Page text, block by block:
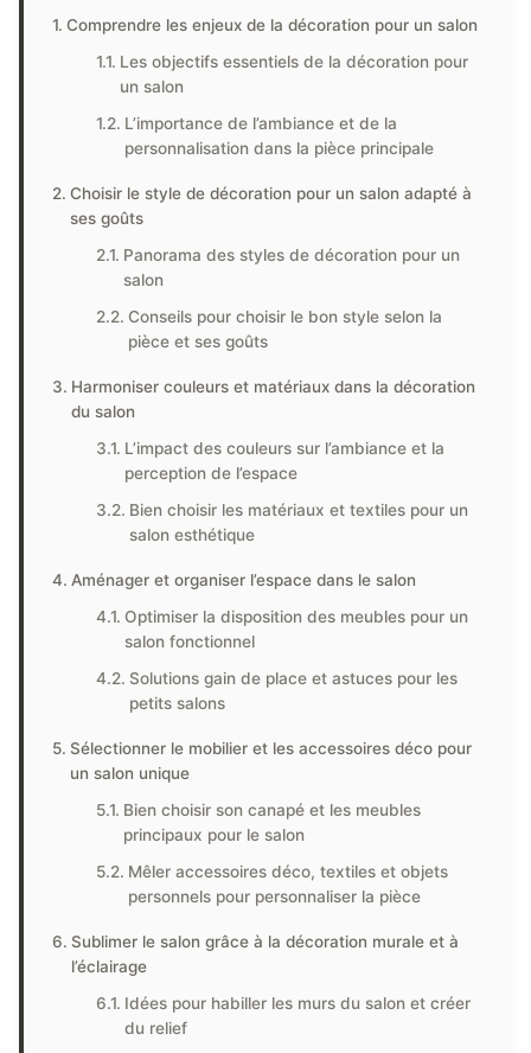
Comprendre les enjeux de la décoration pour un salon
Les objectifs essentiels de la décoration pour
un salon
L’importance de l’ambiance et de la
personnalisation dans la pièce principale
Choisir le style de décoration pour un salon adapté à
ses goûts
Panorama des styles de décoration pour un
salon
Conseils pour choisir le bon style selon la
pièce et ses goûts
Harmoniser couleurs et matériaux dans la décoration
du salon
L’impact des couleurs sur l’ambiance et la
perception de l’espace
Bien choisir les matériaux et textiles pour un
salon esthétique
Aménager et organiser l’espace dans le salon
Optimiser la disposition des meubles pour un
salon fonctionnel
Solutions gain de place et astuces pour les
petits salons
Sélectionner le mobilier et les accessoires déco pour
un salon unique
Bien choisir son canapé et les meubles
principaux pour le salon
Mêler accessoires déco, textiles et objets
personnels pour personnaliser la pièce
Sublimer le salon grâce à la décoration murale et à
l’éclairage
Idées pour habiller les murs du salon et créer
du relief